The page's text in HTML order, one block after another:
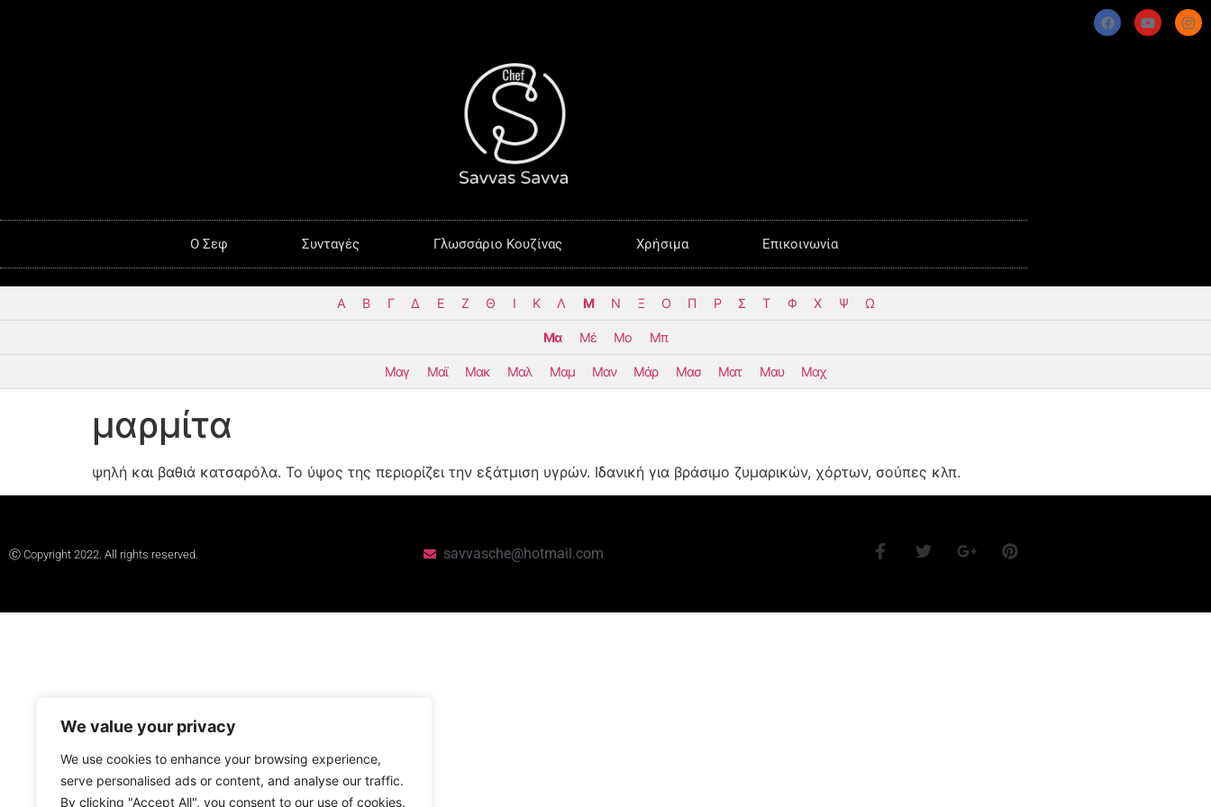
We value your privacy
We use cookies to enhance your browsing experience,
serve personalised ads or content, and analyse our traffic.
By clicking "Accept All", you consent to our use of cookies.
O Σεφ Συνταγές Γλωσσάριο Κουζίνας Χρήσιμα Επικοινωνία
Α Β Γ Δ Ε Ζ Θ Ι Κ Λ Μ Ν Ξ Ο Π Ρ Σ Τ Φ Χ Ψ Ω
Μα Μέ Μο Μπ
Μαγ Μαϊ Μακ Μαλ Μαμ Μαν Μάρ Μασ Ματ Μαυ Μαχ
μαρμίτα
ψηλή και βαθιά κατσαρόλα. Το ύψος της περιορίζει την εξάτμιση υγρών. Ιδανική για βράσιμο ζυμαρικών, χόρτων, σούπες κλπ.
Ⓒ Copyright 2022. All rights reserved. savvasche@hotmail.com